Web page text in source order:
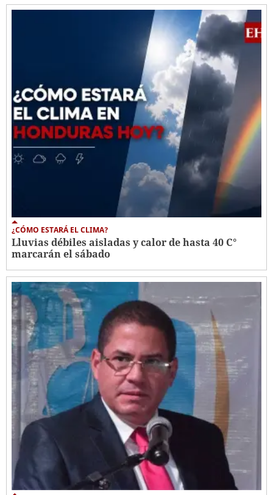
¿CÓMO ESTARÁ EL CLIMA?
Lluvias débiles aisladas y calor de hasta 40 C°
marcarán el sábado